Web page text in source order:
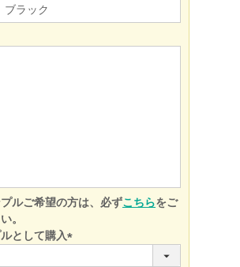
ラック
ルご希望の方は、必ずこちらをご
。
として購入